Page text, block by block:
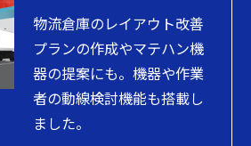
物流倉庫のレイアウト改善
プランの作成やマテハン機
器の提案にも。機器や作業
者の動線検討機能も搭載し
ました。